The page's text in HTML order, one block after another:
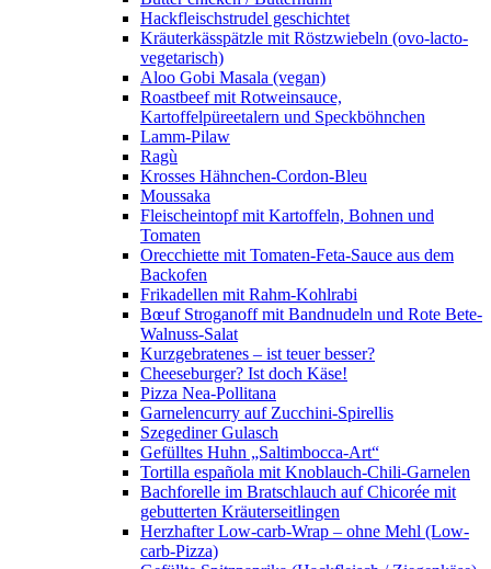
Hackfleischstrudel geschichtet
Kräuterkässpätzle mit Röstzwiebeln (ovo-lacto-
vegetarisch)
Aloo Gobi Masala (vegan)
Roastbeef mit Rotweinsauce,
Kartoffelpüreetalern und Speckböhnchen
Lamm-Pilaw
Ragù
Krosses Hähnchen-Cordon-Bleu
Moussaka
Fleischeintopf mit Kartoffeln, Bohnen und
Tomaten
Orecchiette mit Tomaten-Feta-Sauce aus dem
Backofen
Frikadellen mit Rahm-Kohlrabi
Bœuf Stroganoff mit Bandnudeln und Rote Bete-
Walnuss-Salat
Kurzgebratenes – ist teuer besser?
Cheeseburger? Ist doch Käse!
Pizza Nea-Pollitana
Garnelencurry auf Zucchini-Spirellis
Szegediner Gulasch
Gefülltes Huhn „Saltimbocca-Art“
Tortilla española mit Knoblauch-Chili-Garnelen
Bachforelle im Bratschlauch auf Chicorée mit
gebutterten Kräuterseitlingen
Herzhafter Low-carb-Wrap – ohne Mehl (Low-
carb-Pizza)